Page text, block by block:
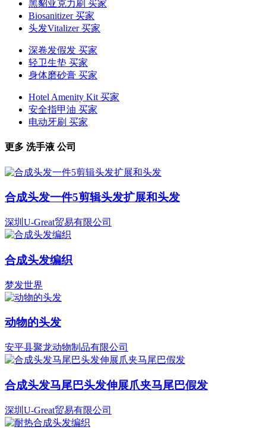
黑貂亚克力刷 买家
Biosanitizer 买家
头发Vitalizer 买家
深卷发假发 买家
轻卫生垫 买家
身体磨砂膏 买家
Hotel Amenity Kit 买家
安全指甲油 买家
电动牙刷 买家
更多 洗手液 公司
合成头发一件5剪辑头发扩展和头发
深圳U-Great贸易有限公司
合成头发编织
梦发世界
动物的头发
安平县聚龙动物制品有限公司
合成头发马尾巴头发伸展爪夹马尾巴假发
深圳U-Great贸易有限公司